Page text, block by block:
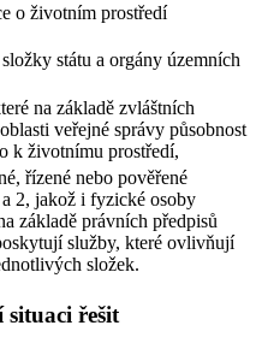
o životním prostředí
státu a orgány územních
na základě zvláštních
veřejné správy působnost
k životnímu prostředí,
řízené nebo pověřené
2, jakož i fyzické osoby
základě právních předpisů
služby, které ovlivňují
složek.
řešit